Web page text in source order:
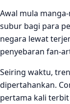
Awal mula
subur bagi para
negara lewat
penyebaran
Seiring waktu,
dipertahankan.
pertama kali